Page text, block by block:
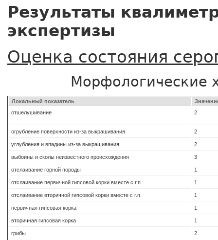
Результаты
экспертизы
Оценка состояния
Морфологические
Локальный показатель
отшелушивание
2
огрубление поверхности из-за выкрашивания 2
углубления и впадины из-за выкрашивания: 2
выбоины и сколы неизвестного происхождения 3
отслаивание горной породы 1
отслаивание первичной гипсовой корки вместе с г.п. 1
отслаивание вторичной гипсовой корки вместе с г.п. 1
первичная гипсовая корка 1
вторичная гипсовая корка 1
грибы 2